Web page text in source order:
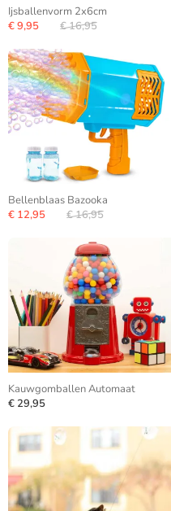
Ijsballenvorm 2x6cm
€ 9,95
€ 16,95
Bellenblaas Bazooka
€ 12,95
€ 16,95
Kauwgomballen Automaat
€ 29,95